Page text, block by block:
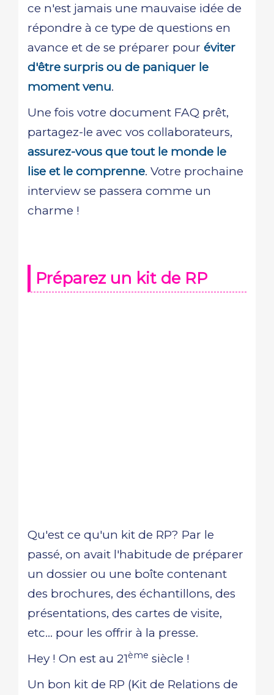
ce n'est jamais une mauvaise idée de
répondre à ce type de questions en
avance et de se préparer pour éviter
d'être surpris ou de paniquer le
moment venu.
Une fois votre document FAQ prêt,
partagez-le avec vos collaborateurs,
assurez-vous que tout le monde le
lise et le comprenne. Votre prochaine
interview se passera comme un
charme !
Préparez un kit de RP
Qu'est ce qu'un kit de RP? Par le
passé, on avait l'habitude de préparer
un dossier ou une boîte contenant
des brochures, des échantillons, des
présentations, des cartes de visite,
etc... pour les offrir à la presse.
Hey ! On est au 21ème siècle !
Un bon kit de RP (Kit de Relations de